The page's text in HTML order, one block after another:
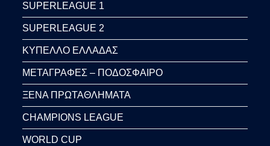
SUPERLEAGUE 1
SUPERLEAGUE 2
ΚΥΠΕΛΛΟ ΕΛΛΑΔΑΣ
ΜΕΤΑΓΡΑΦΕΣ – ΠΟΔΟΣΦΑΙΡΟ
ΞΕΝΑ ΠΡΩΤΑΘΛΗΜΑΤΑ
CHAMPIONS LEAGUE
WORLD CUP